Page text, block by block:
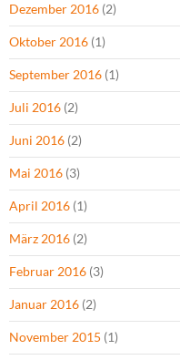
Dezember 2016 (2)
Oktober 2016 (1)
September 2016 (1)
Juli 2016 (2)
Juni 2016 (2)
Mai 2016 (3)
April 2016 (1)
März 2016 (2)
Februar 2016 (3)
Januar 2016 (2)
November 2015 (1)